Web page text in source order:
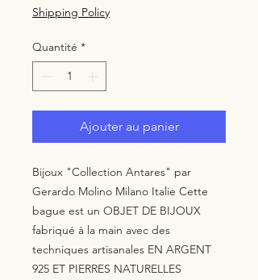
Shipping Policy
Quantité *
Ajouter au panier
Bijoux "Collection Antares" par
Gerardo Molino Milano Italie Cette
bague est un OBJET DE BIJOUX
fabriqué à la main avec des
techniques artisanales EN ARGENT
925 ET PIERRES NATURELLES